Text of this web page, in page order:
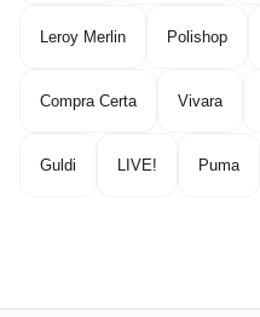
Leroy Merlin Polishop
Compra Certa Vivara
Guldi LIVE! Puma